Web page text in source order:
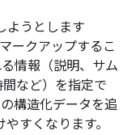
ようとします
ークアップするこ
情報（説明、サム
など）を指定で
構造化データを追
すくなります。